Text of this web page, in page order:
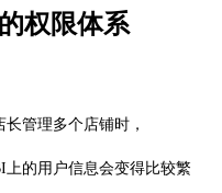
权限体系
管理多个店铺时，
的用户信息会变得比较繁